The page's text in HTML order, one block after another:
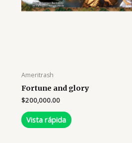
Ameritrash
Fortune and glory
$200,000.00
Vista rápida